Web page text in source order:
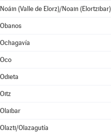
Noáin (Valle de Elorz)/Noain (Elortzibar)
Obanos
Ochagavía
Oco
Odieta
Oitz
Olaibar
Olazti/Olazagutía